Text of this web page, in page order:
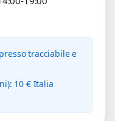
tracciabile e
10 € Italia